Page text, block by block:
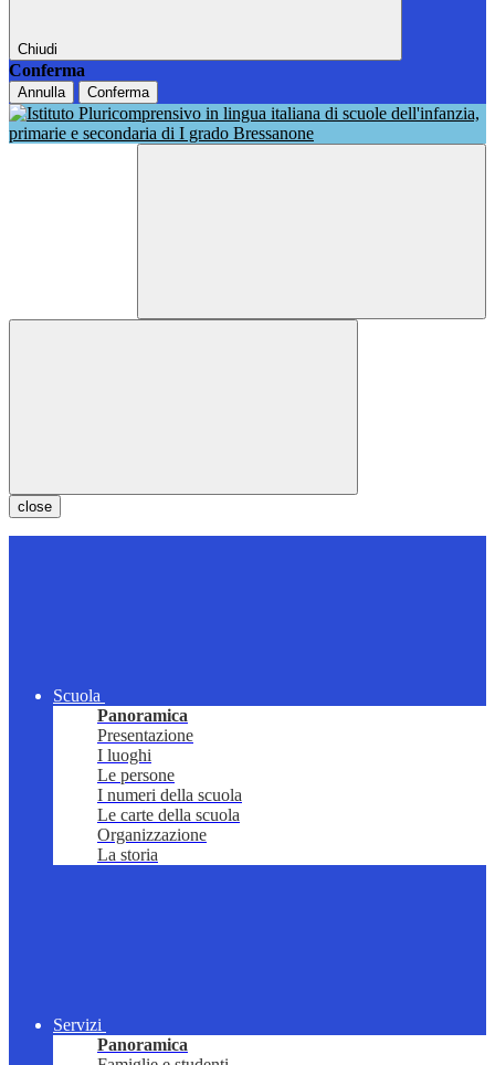
Chiudi
Conferma
Annulla Conferma
close
Scuola
Panoramica
Presentazione
I luoghi
Le persone
I numeri della scuola
Le carte della scuola
Organizzazione
La storia
Servizi
Panoramica